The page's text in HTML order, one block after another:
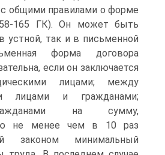
общими правилами о форме
165 ГК). Он может быть
устной, так и в письменной
форма договора
если он заключается
лицами; между
лицами и гражданами;
на сумму,
не менее чем в 10 раз
законом минимальный